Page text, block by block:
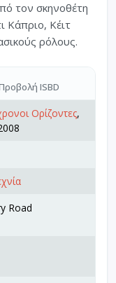
τον σκηνοθέτη
Κάπριο, Κέιτ
ρόλους.
ISBD
Ορίζοντες,
Road